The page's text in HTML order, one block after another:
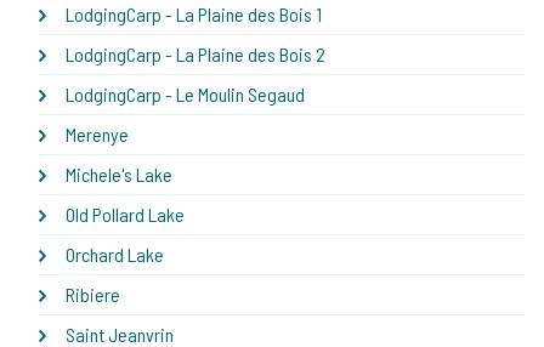
LodgingCarp - La Plaine des Bois 1
LodgingCarp - La Plaine des Bois 2
LodgingCarp - Le Moulin Segaud
Merenye
Michele's Lake
Old Pollard Lake
Orchard Lake
Ribiere
Saint Jeanvrin